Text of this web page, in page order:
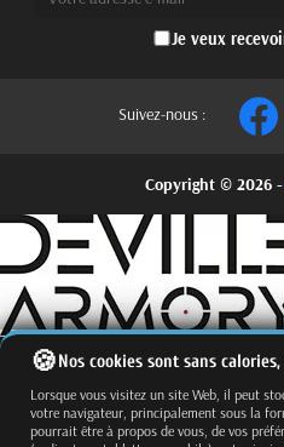
Je veux
Suivez-nous :
Copyright © 2026 -
Nos cookies sont sans
Lorsque vous visitez un site Web, il peut
votre navigateur, principalement sous la
pourrait être à propos de vous, de vos